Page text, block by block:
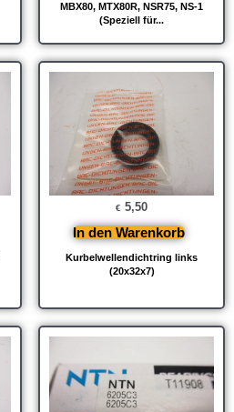
MBX80, MTX80R, NSR75, NS-1
(Speziell für...
Kurbelwellendichtring links
(20x32x7)
€ 5,50
In den Warenkorb